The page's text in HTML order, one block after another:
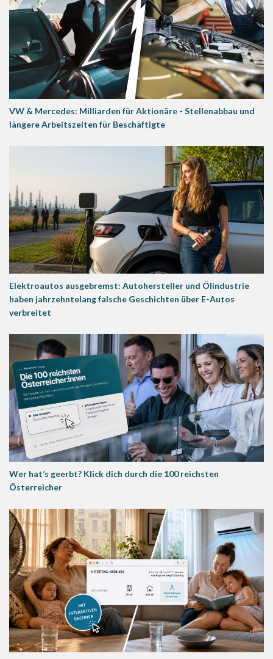
VW & Mercedes: Milliarden für Aktionäre - Stellenabbau und
längere Arbeitszeiten für Beschäftigte
Elektroautos ausgebremst: Autohersteller und Ölindustrie
haben jahrzehntelang falsche Geschichten über E-Autos
verbreitet
Wer hat’s geerbt? Klick dich durch die 100 reichsten
Österreicher